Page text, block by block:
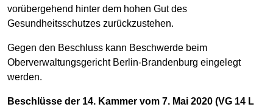
vorübergehend hinter dem hohen Gut des
Gesundheitsschutzes zurückzustehen.
Gegen den Beschluss kann Beschwerde beim
Oberverwaltungsgericht Berlin-Brandenburg eingelegt
werden.
Beschlüsse der 14. Kammer vom 7. Mai 2020 (VG 14 L